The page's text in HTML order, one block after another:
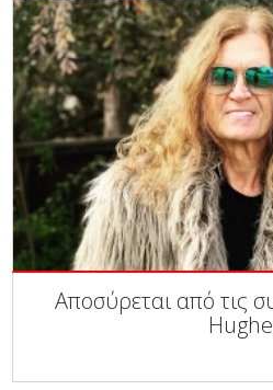
Αποσύρεται από τις